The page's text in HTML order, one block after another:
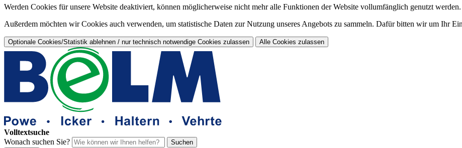
Werden Cookies für unsere Website deaktiviert, können möglicherweise nicht mehr alle Funktionen der Website vollumfänglich genutzt werden.
Außerdem möchten wir Cookies auch verwenden, um statistische Daten zur Nutzung unseres Angebots zu sammeln. Dafür bitten wir um Ihr
Optionale Cookies/Statistik ablehnen / nur technisch notwendige Cookies zulassen Alle Cookies zulassen
Volltextsuche
Wonach suchen Sie?
Suchen